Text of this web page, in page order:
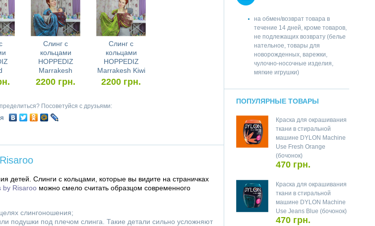
Слинг с
кольцами
HOPPEDIZ
Marrakesh
2200 грн.
Слинг с
кольцами
HOPPEDIZ
Marrakesh Kiwi
2200 грн.
Посоветуйся с друзьями:
детей. Слинги с кольцами, которые вы видите на страничках
by Risaroo можно смело считать образцом современного
слингоношения;
подушки под плечом слинга. Такие детали сильно усложняют
на обмен/возврат товара в
течение 14 дней, кроме товаров,
не подлежащих возврату (белье
нательное, товары для
новорожденных, варежки,
чулочно-носочные изделия,
мягкие игрушки)
ПОПУЛЯРНЫЕ ТОВАРЫ
Краска для окрашивания
ткани в стиральной
машине DYLON Machine
Use Fresh Orange
(бочонок)
470 грн.
Краска для окрашивания
ткани в стиральной
машине DYLON Machine
Use Jeans Blue (бочонок)
470 грн.